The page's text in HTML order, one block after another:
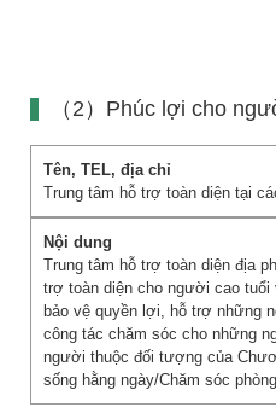
（2）Phúc lợi cho
Trung tâm hỗ trợ toàn diện tại
Trung tâm hỗ trợ toàn diện địa
trợ toàn diện cho người cao tuổi
bảo vệ quyền lợi, hỗ trợ những
công tác chăm sóc cho những
người thuộc đối tượng của
sống hằng ngày/Chăm sóc